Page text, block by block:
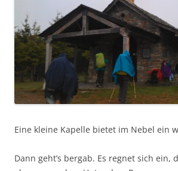
Eine kleine Kapelle bietet im Nebel ein
Dann geht’s bergab. Es regnet sich ein,